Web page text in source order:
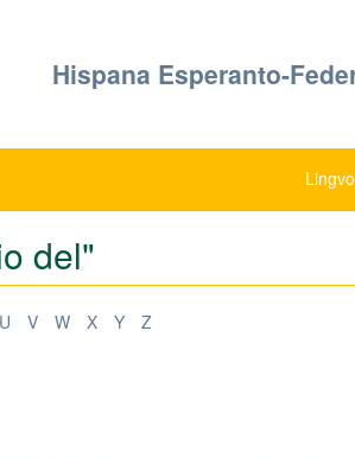
Hispana Esperanto-
Lingvo
del"
U V W X Y
Z